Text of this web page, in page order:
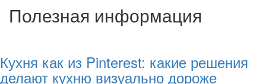
Полезная информация
Кухня как из Pinterest: какие решения
делают кухню визуально дороже